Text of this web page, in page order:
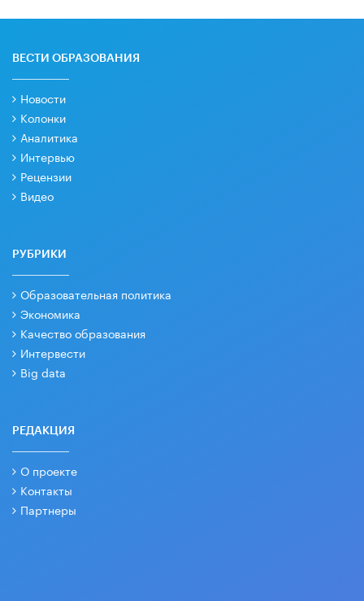
ВЕСТИ ОБРАЗОВАНИЯ
Новости
Колонки
Аналитика
Интервью
Рецензии
Видео
РУБРИКИ
Образовательная политика
Экономика
Качество образования
Интервести
Big data
РЕДАКЦИЯ
О проекте
Контакты
Партнеры